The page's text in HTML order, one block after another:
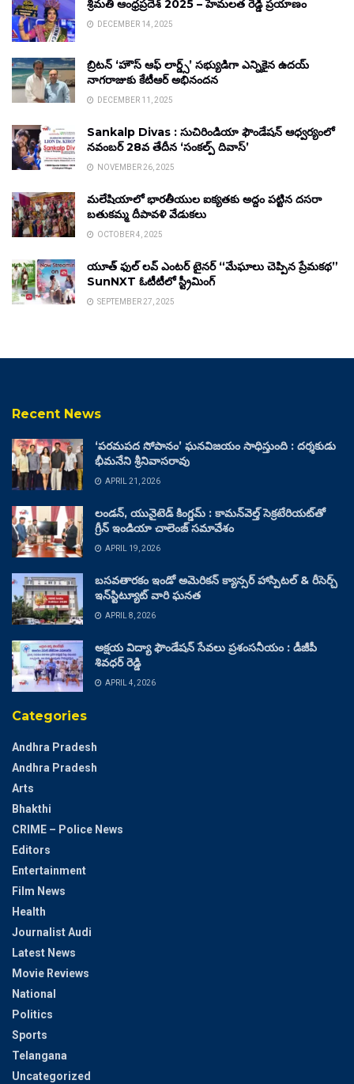
శ్రీమతి ఆంధ్రప్రదేశ్ 2025 – హేమలత రెడ్డి ప్రయాణం
DECEMBER 14, 2025
బ్రిటన్ ‘హౌస్ ఆఫ్ లార్డ్స్’ సభ్యుడిగా ఎన్నికైన ఉదయ్
నాగరాజుకు కేటీఆర్ అభినందన
DECEMBER 11, 2025
Sankalp Divas : సుచిరిండియా ఫౌండేషన్ ఆధ్వర్యంలో
నవంబర్ 28వ తేదీన ‘సంకల్ప్ దివాస్’
NOVEMBER 26, 2025
మలేషియాలో భారతీయుల ఐక్యతకు అద్దం పట్టిన దసరా
బతుకమ్మ దీపావళి వేడుకలు
OCTOBER 4, 2025
యూత్ ఫుల్ లవ్ ఎంటర్ టైనర్ “మేఘాలు చెప్పిన ప్రేమకథ”
SunNXT ఓటీటీలో స్ట్రీమింగ్
SEPTEMBER 27, 2025
Recent News
‘పరమపద సోపానం’ ఘనవిజయం సాధిస్తుంది : దర్శకుడు
భీమనేని శ్రీనివాసరావు
APRIL 21, 2026
లండన్, యునైటెడ్ కింగ్డమ్ : కామన్‌వెల్త్ సెక్రటేరియట్‌తో
గ్రీన్ ఇండియా చాలెంజ్ సమావేశం
APRIL 19, 2026
బసవతారకం ఇండో అమెరికన్ క్యాన్సర్ హాస్పిటల్ & రీసెర్చ్
ఇన్‌స్టిట్యూట్ వారి ఘనత
APRIL 8, 2026
అక్షయ విద్యా ఫౌండేషన్ సేవలు ప్రశంసనీయం : డీజీపీ
శివధర్ రెడ్డి
APRIL 4, 2026
Categories
Andhra Pradesh
Andhra Pradesh
Arts
Bhakthi
CRIME – Police News
Editors
Entertainment
Film News
Health
Journalist Audi
Latest News
Movie Reviews
National
Politics
Sports
Telangana
Uncategorized